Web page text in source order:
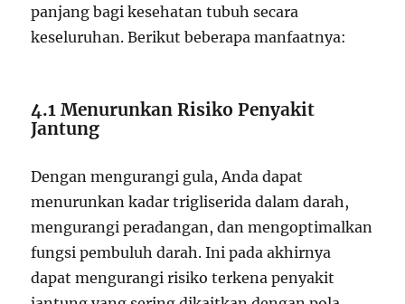
panjang bagi kesehatan tubuh secara
keseluruhan. Berikut beberapa manfaatnya:
4.1 Menurunkan Risiko Penyakit
Jantung
Dengan mengurangi gula, Anda dapat
menurunkan kadar trigliserida dalam darah,
mengurangi peradangan, dan mengoptimalkan
fungsi pembuluh darah. Ini pada akhirnya
dapat mengurangi risiko terkena penyakit